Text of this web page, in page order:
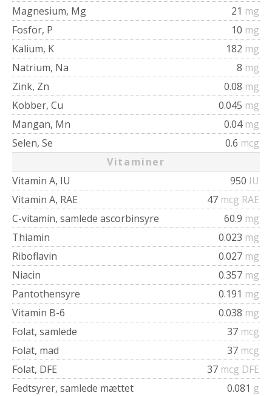
Magnesium, Mg
21 mg
Fosfor, P
10 mg
Kalium, K
182 mg
Natrium, Na
8 mg
Zink, Zn
0.08 mg
Kobber, Cu
0.045 mg
Mangan, Mn
0.04 mg
Selen, Se
0.6 mcg
Vitaminer
Vitamin A, IU
950 IU
Vitamin A, RAE
47 mcg RAE
C-vitamin, samlede ascorbinsyre
60.9 mg
Thiamin
0.023 mg
Riboflavin
0.027 mg
Niacin
0.357 mg
Pantothensyre
0.191 mg
Vitamin B-6
0.038 mg
Folat, samlede
37 mcg
Folat, mad
37 mcg
Folat, DFE
37 mcg DFE
Fedtsyrer, samlede mættet
0.081 g